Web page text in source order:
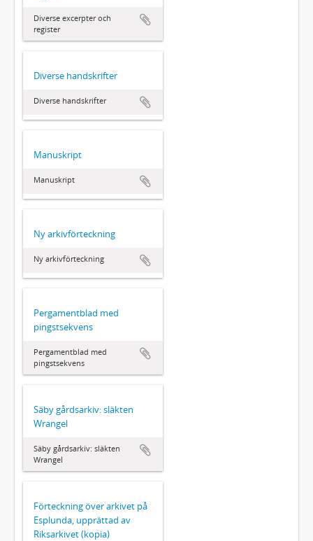
Diverse excerpter och
register
Diverse handskrifter
Diverse handskrifter
Manuskript
Manuskript
Ny arkivförteckning
Ny arkivförteckning
Pergamentblad med
pingstsekvens
Pergamentblad med
pingstsekvens
Säby gårdsarkiv: släkten
Wrangel
Säby gårdsarkiv: släkten
Wrangel
Förteckning över arkivet på
Esplunda, upprättad av
Riksarkivet (kopia)